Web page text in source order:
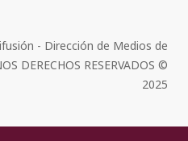
- Dirección de Medios de
DERECHOS RESERVADOS ©
2025